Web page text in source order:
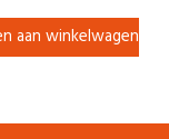
aan winkelwagen